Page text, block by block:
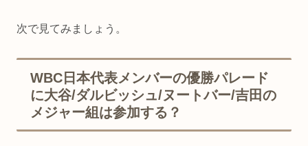
次で見てみましょう。
WBC日本代表メンバーの優勝パレード
に大谷/ダルビッシュ/ヌートバー/吉田の
メジャー組は参加する？